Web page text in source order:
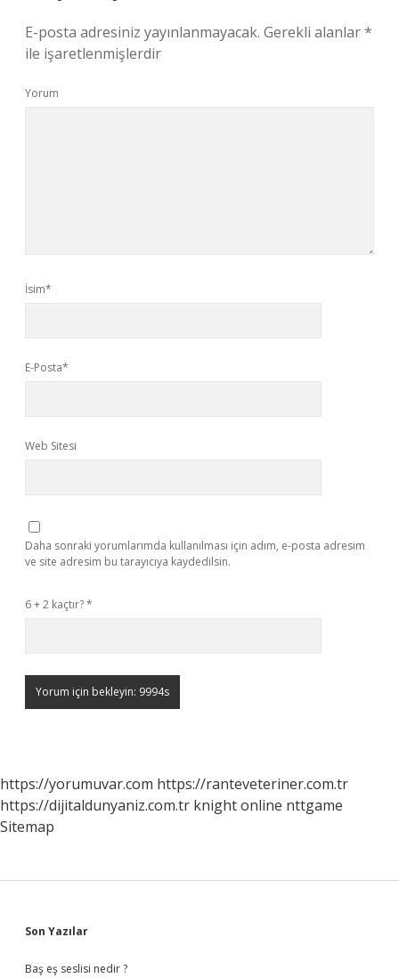
E-posta adresiniz yayınlanmayacak. Gerekli alanlar*
ile işaretlenmişlerdir
Yorum
İsim*
E-Posta*
Web Sitesi
Daha sonraki yorumlarımda kullanılması için adım, e-posta adresim
ve site adresim bu tarayıcıya kaydedilsin.
6 + 2 kaçtır?*
https://yorumuvar.com https://ranteveteriner.com.tr
https://dijitaldunyaniz.com.tr knight online nttgame
Sitemap
Sidebar
Son Yazılar
Baş eş seslisi nedir ?